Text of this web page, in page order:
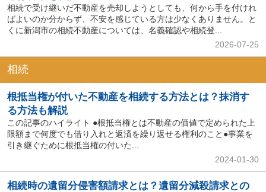
相続で受け継いだ不動産を売却しようとしても、何から手を付けれ
ばよいのか分からず、不安を感じている方は少なくありません。と
くに新潟市の相続不動産については、名義確認や相続登...
2026-07-25
相続
根抵当権が付いた不動産を相続する方法とは？抹消す
る方法も解説
この記事のハイライト ●根抵当権とは不動産の価値で定められた上
限額まで何度でも借り入れと返済を繰り返せる権利のこと●事業を
引き継ぐために根抵当権の付いた...
2024-01-30
相続時の遺留分侵害額請求とは？遺留分減殺請求との